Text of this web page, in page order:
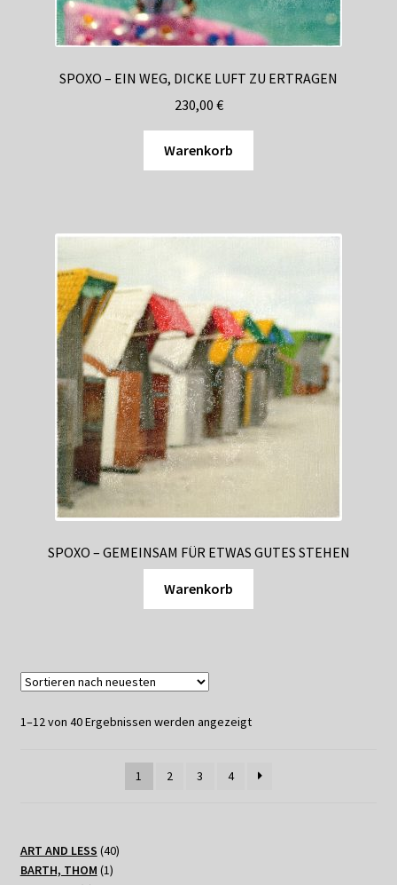
SPOXO – EIN WEG, DICKE LUFT ZU ERTRAGEN
230,00 €
Warenkorb
SPOXO – GEMEINSAM FÜR ETWAS GUTES STEHEN
Warenkorb
1–12 von 40 Ergebnissen werden angezeigt
1 2 3 4
ART AND LESS 4040
BARTH, THOM 11